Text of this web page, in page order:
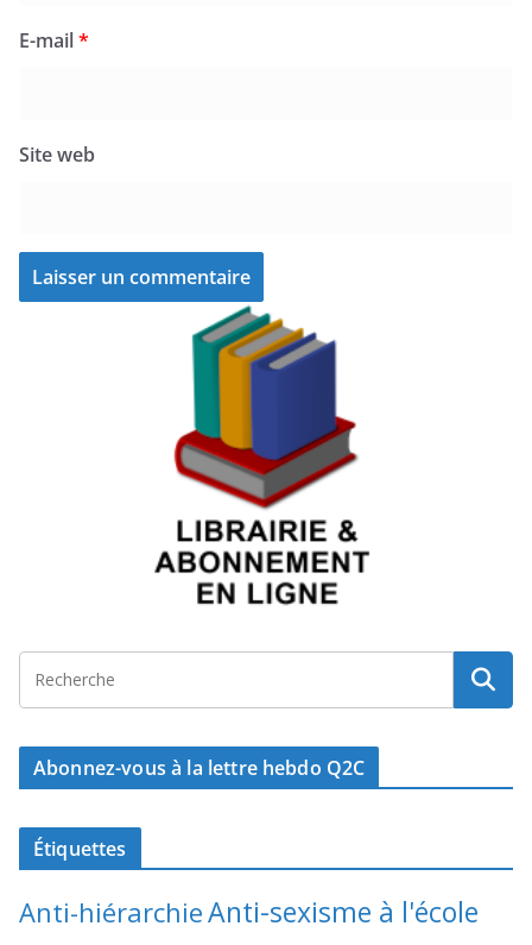
E-mail*
Site web
Abonnez-vous à la lettre hebdo Q2C
Étiquettes
Anti-hiérarchieAnti-sexisme à l'école